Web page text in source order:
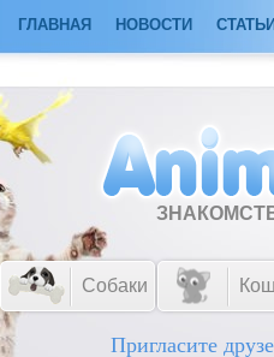
ГЛАВНАЯ НОВОСТИ СТАТЬИ
Собаки
Пригласите